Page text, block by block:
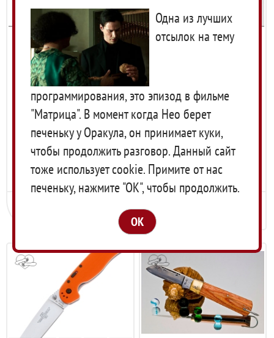
Складной нож Ontario,
серия RAT 1 D2, Desert,
арт. O8867TN
10 510руб.
Артикул: O8867TN
00-00002023
Kurouchi, Brass, 80мм,
арт. HTAK-80Brass
8 550 руб.
Уведомить о снижении цены
Артикул: HTAK-80Brass
Код:
Одна из лучших
отсылок на тему
программирования, это эпизод в фильме
"Матрица". В момент когда Нео берет
печеньку у Оракула, он принимает куки,
чтобы продолжить разговор. Данный сайт
тоже использует cookie. Примите от нас
печеньку, нажмите "ОК", чтобы продолжить.
OK